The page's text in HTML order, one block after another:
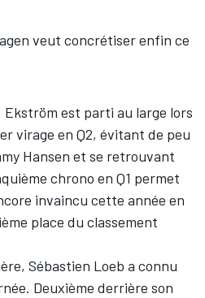
veut concrétiser enfin ce
est parti au large lors
virage en Q2, évitant de peu
Hansen et se retrouvant
chrono en Q1 permet
invaincu cette année en
place du classement
Sébastien Loeb a connu
Deuxième derrière son